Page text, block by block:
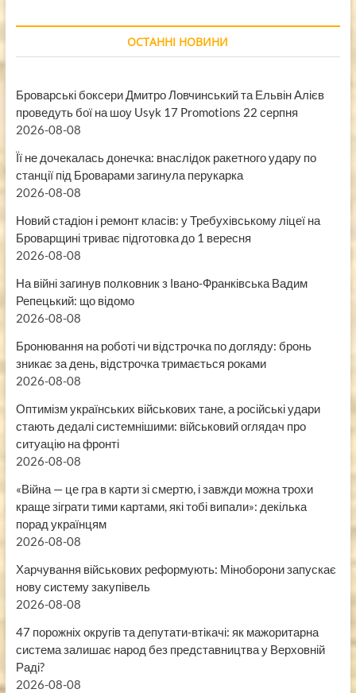
ОСТАННІ НОВИНИ
Броварські боксери Дмитро Ловчинський та Ельвін Алієв
проведуть бої на шоу Usyk 17 Promotions 22 серпня
2026-08-08
Її не дочекалась донечка: внаслідок ракетного удару по
станції під Броварами загинула перукарка
2026-08-08
Новий стадіон і ремонт класів: у Требухівському ліцеї на
Броварщині триває підготовка до 1 вересня
2026-08-08
На війні загинув полковник з Івано-Франківська Вадим
Репецький: що відомо
2026-08-08
Бронювання на роботі чи відстрочка по догляду: бронь
зникає за день, відстрочка тримається роками
2026-08-08
Оптимізм українських військових тане, а російські удари
стають дедалі системнішими: військовий оглядач про
ситуацію на фронті
2026-08-08
«Війна — це гра в карти зі смертю, і завжди можна трохи
краще зіграти тими картами, які тобі випали»: декілька
порад українцям
2026-08-08
Харчування військових реформують: Міноборони запускає
нову систему закупівель
2026-08-08
47 порожніх округів та депутати-втікачі: як мажоритарна
система залишає народ без представництва у Верховній
Раді?
2026-08-08